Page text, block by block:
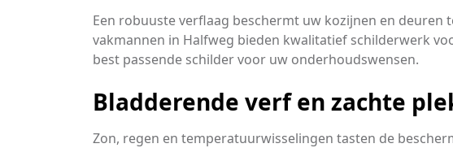
Een robuuste verflaag beschermt uw kozijnen en deuren
vakmannen in Halfweg bieden kwalitatief schilderwerk
best passende schilder voor uw onderhoudswensen.
Bladderende verf en zachte
Zon, regen en temperatuurwisselingen tasten de